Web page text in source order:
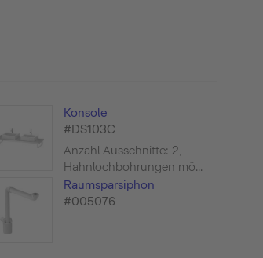
Konsole
#DS103C
Anzahl Ausschnitte: 2,
Hahnlochbohrungen mö...
Raumsparsiphon
#005076